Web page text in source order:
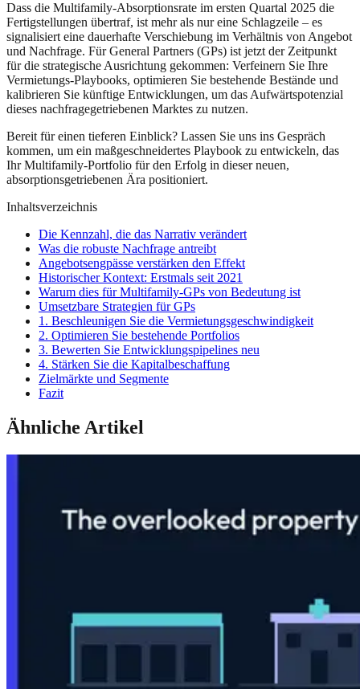
Dass die Multifamily-Absorptionsrate im ersten Quartal 2025 die
Fertigstellungen übertraf, ist mehr als nur eine Schlagzeile – es
signalisiert eine dauerhafte Verschiebung im Verhältnis von Angebot
und Nachfrage. Für General Partners (GPs) ist jetzt der Zeitpunkt
für die strategische Ausrichtung gekommen: Verfeinern Sie Ihre
Vermietungs-Playbooks, optimieren Sie bestehende Bestände und
kalibrieren Sie künftige Entwicklungen, um das Aufwärtspotenzial
dieses nachfragegetriebenen Marktes zu nutzen.
Bereit für einen tieferen Einblick? Lassen Sie uns ins Gespräch
kommen, um ein maßgeschneidertes Playbook zu entwickeln, das
Ihr Multifamily-Portfolio für den Erfolg in dieser neuen,
absorptionsgetriebenen Ära positioniert.
Inhaltsverzeichnis
Die Kennzahl, die das Narrativ verändert
Was die robuste Nachfrage antreibt
Angebotsengpässe verstärken den Effekt
Historischer Kontext: Erstmals seit 2021
Warum dies für Multifamily-GPs von Bedeutung ist
Umsetzbare Strategien für GPs
1. Beschleunigen Sie die Vermietungsgeschwindigkeit
2. Optimieren Sie bestehende Portfolios
3. Bewerten Sie Entwicklungspipelines neu
4. Stärken Sie die Kapitalbeschaffung
Zielmärkte und Segmente
Fazit
Ähnliche Artikel